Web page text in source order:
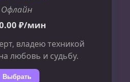
Офлайн
₽/мин
владею техникой
любовь и судьбу.
Выбрать